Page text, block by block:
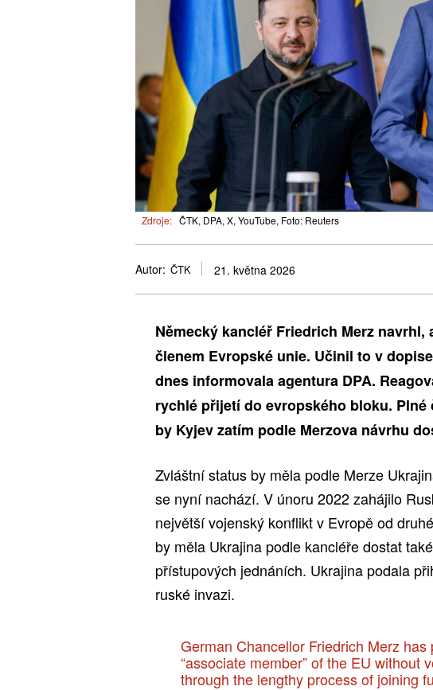
Zdroje: ČTK, DPA, X, YouTube, Foto: Reuters
Autor: ČTK 21. května 2026
Německý kancléř Friedrich Merz
členem Evropské unie. Učinil to v
dnes informovala agentura DPA.
rychlé přijetí do evropského bloku.
by Kyjev zatím podle Merzova návrhu
Zvláštní status by měla podle Merze
se nyní nachází. V únoru 2022 zahájilo
největší vojenský konflikt v Evropě od
by měla Ukrajina podle kancléře dostat
přístupových jednáních. Ukrajina podala
ruské invazi.
German Chancellor Friedrich Merz
“associate member” of the EU without
through the lengthy process of joining